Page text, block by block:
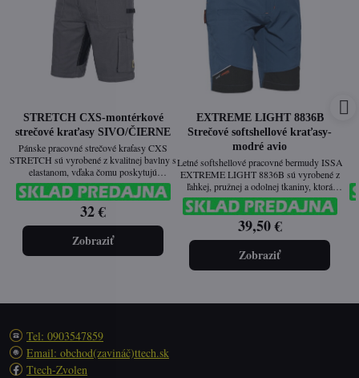
STRETCH CXS-montérkové
strečové kraťasy SIVO/ČIERNE
Pánske pracovné strečové kraťasy CXS
STRETCH sú vyrobené z kvalitnej bavlny s
elastanom, vďaka čomu poskytujú
maximálny komfort a voľnosť pohybu.
Ergonomický strih a pružná tkanina
zaručujú pohodlné nosenie aj pri náročnej
práci. Kraťasy majú praktické vrecká na
náradie a osobné predmety a sú ideálnou
voľbou pre remeselníkov, technikov,
montérov a ďalších profesionálov.
32 €
Zobraziť
EXTREME LIGHT 8836B
Strečové softshellové kraťasy-
modré avio
Letné softshellové pracovné bermudy ISSA
EXTREME LIGHT 8836B sú vyrobené z
ľahkej, pružnej a odolnej tkaniny, ktorá
zabezpečuje maximálny komfort a voľnosť
pohybu. Zosilnené oblasti a praktické
vrecká robia tieto kraťasy ideálnymi pre
profesionálne aj voľnočasové využitie.
39,50 €
Zobraziť
Tel: 0903547859
Email: obchod(zavináč)ttech.sk
Ttech-Zvolen